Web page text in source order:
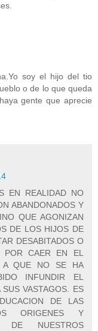
soy el hijo del tio
o de lo que queda
gente que aprecie
EN REALIDAD NO
ABANDONADOS Y
QUE AGONIZAN
DE LOS HIJOS DE
DESABITADOS O
POR CAER EN EL
A QUE NO SE HA
INFUNDIR EL
VASTAGOS. ES
DE LAS
ORIGENES Y
DE NUESTROS